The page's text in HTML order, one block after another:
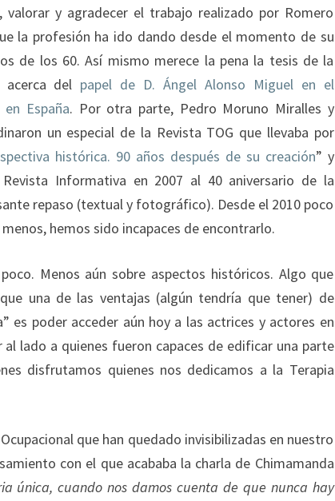
valorar y agradecer el trabajo realizado por Romero
la profesión ha ido dando desde el momento de su
de los 60. Así mismo merece la pena la tesis de la
acerca del papel de D. Ángel Alonso Miguel en el
España. Por otra parte, Pedro Moruno Miralles y
un especial de la Revista TOG que llevaba por
histórica. 90 años después de su creación” y
Informativa en 2007 al 40 aniversario de la
repaso (textual y fotográfico). Desde el 2010 poco
hemos sido incapaces de encontrarlo.
Menos aún sobre aspectos históricos. Algo que
una de las ventajas (algún tendría que tener) de
es poder acceder aún hoy a las actrices y actores en
lado a quienes fueron capaces de edificar una parte
disfrutamos quienes nos dedicamos a la Terapia
que han quedado invisibilizadas en nuestro
con el que acababa la charla de Chimamanda
única, cuando nos damos cuenta de que nunca hay